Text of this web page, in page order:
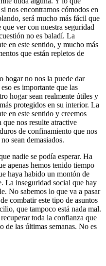
nos encontramos cómodos en
será mucho más fácil que
ver con nuestra seguridad
no es baladí. La
en este sentido, y mucho más
que están repletos de
hogar no nos la puede dar
es importante que las
hogar sean realmente útiles y
protegidos en su interior. La
en este sentido y creemos
nos resulte atractive
de confinamiento que nos
sean demasiados.
nadie se podía esperar. Ha
apenas hemos tenido tiempo
haya habido un montón de
La inseguridad social que hay
No sabemos lo que va a pasar
combatir este tipo de asuntos
que tampoco está nada mal.
toda la confianza que
de las últimas semanas. No es